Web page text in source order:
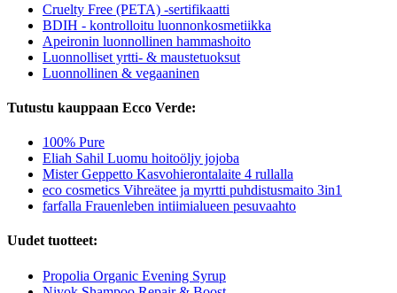
Cruelty Free (PETA) -sertifikaatti
BDIH - kontrolloitu luonnonkosmetiikka
Apeironin luonnollinen hammashoito
Luonnolliset yrtti- & maustetuoksut
Luonnollinen & vegaaninen
Tutustu kauppaan Ecco Verde:
100% Pure
Eliah Sahil Luomu hoitoöljy jojoba
Mister Geppetto Kasvohierontalaite 4 rullalla
eco cosmetics Vihreätee ja myrtti puhdistusmaito 3in1
farfalla Frauenleben intiimialueen pesuvaahto
Uudet tuotteet:
Propolia Organic Evening Syrup